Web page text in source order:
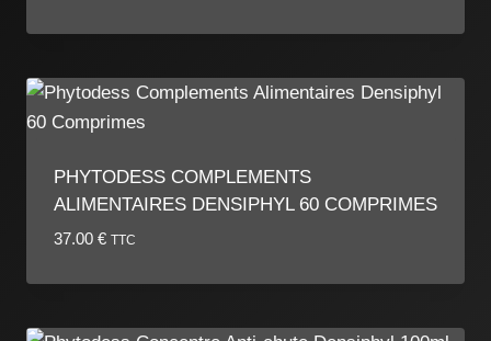
PHYTODESS COMPLEMENTS
ALIMENTAIRES DENSIPHYL 60 COMPRIMES
37.00 € TTC